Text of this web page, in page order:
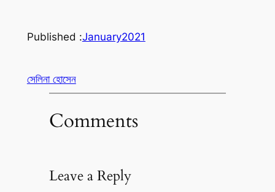
Published :January2021
সেলিনা হোসেন
Comments
Leave a Reply